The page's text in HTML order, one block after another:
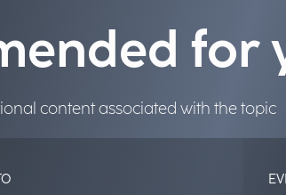
for
content associated with the topic